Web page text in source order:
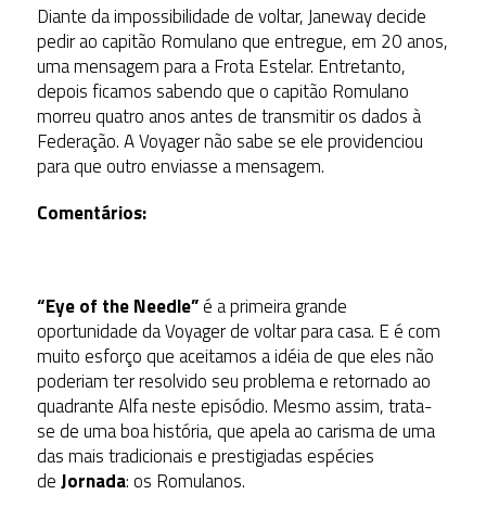
Diante da impossibilidade de voltar, Janeway decide
pedir ao capitão Romulano que entregue, em 20 anos,
uma mensagem para a Frota Estelar. Entretanto,
depois ficamos sabendo que o capitão Romulano
morreu quatro anos antes de transmitir os dados à
Federação. A Voyager não sabe se ele providenciou
para que outro enviasse a mensagem.
Comentários:
“Eye of the Needle”é a primeira grande
oportunidade da Voyager de voltar para casa. E é com
muito esforço que aceitamos a idéia de que eles não
poderiam ter resolvido seu problema e retornado ao
quadrante Alfa neste episódio. Mesmo assim, trata-
se de uma boa história, que apela ao carisma de uma
das mais tradicionais e prestigiadas espécies
deJornada: os Romulanos.